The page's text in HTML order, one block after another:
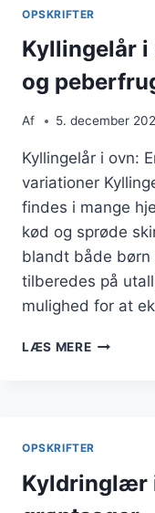
CHILI
OPSKRIFTER
Kyllingelår i
og
Af 5. december
Kyllingelår i ovn:
variationer
findes i mange
kød og sprøde
blandt både børn
tilberedes på
mulighed for at
LÆS MERE
OPSKRIFTER
Kyldringlær